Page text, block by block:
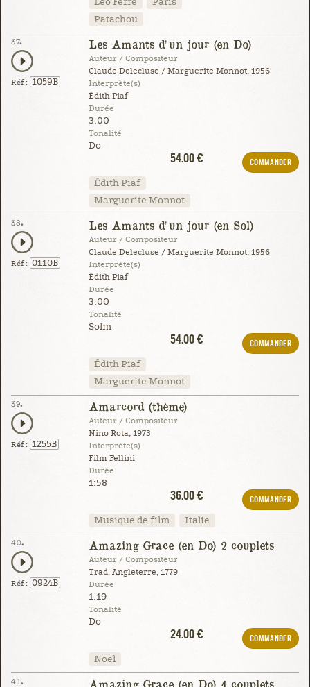
Patachou
37.
Réf : 1059B
Les Amants d'un jour (en Do)
Auteur / Compositeur
Claude Delecluse / Marguerite Monnot, 1956
Interprète(s)
Édith Piaf
Durée
3:00
Tonalité
Do
54.00 €
COMMANDER
Édith Piaf
Marguerite Monnot
38.
Réf : 0110B
Les Amants d'un jour (en Sol)
Auteur / Compositeur
Claude Delecluse / Marguerite Monnot, 1956
Interprète(s)
Édith Piaf
Durée
3:00
Tonalité
Solm
54.00 €
COMMANDER
Édith Piaf
Marguerite Monnot
39.
Réf : 1255B
Amarcord (thème)
Auteur / Compositeur
Nino Rota, 1973
Interprète(s)
Film Fellini
Durée
1:58
36.00 €
COMMANDER
Musique de film Italie
40.
Réf : 0924B
Amazing Grace (en Do) 2 couplets
Auteur / Compositeur
Trad. Angleterre, 1779
Durée
1:19
Tonalité
Do
24.00 €
COMMANDER
Noël
41. Amazing Grace (en Do) 4 couplets